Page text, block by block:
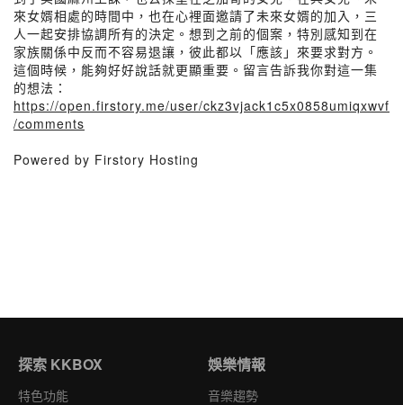
來女婿相處的時間中，也在心裡面邀請了未來女婿的加入，三
人一起安排協調所有的決定。想到之前的個案，特別感知到在
家族關係中反而不容易退讓，彼此都以「應該」來要求對方。
這個時候，能夠好好說話就更顯重要。留言告訴我你對這一集
的想法：
https://open.firstory.me/user/ckz3vjack1c5x0858umiqxwvf
/comments
Powered by Firstory Hosting
探索 KKBOX
特色功能
娛樂情報
音樂趨勢